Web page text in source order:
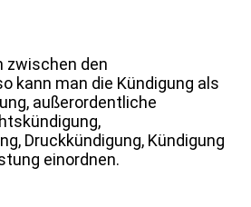
zwischen den
kann man die Kündigung als
außerordentliche
Druckkündigung, Kündigung
einordnen.